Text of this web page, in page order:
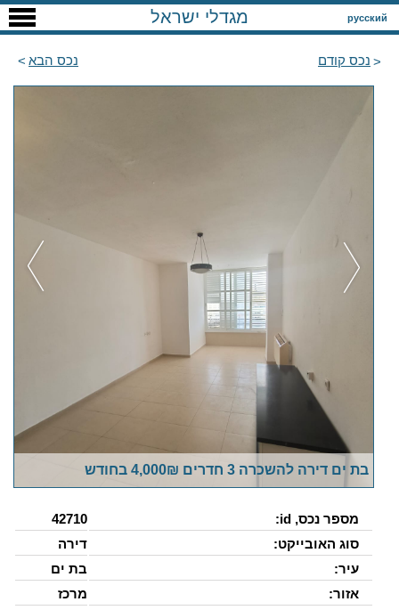
русский מגדלי ישראל
נכס קודם נכס הבא
בת ים דירה להשכרה 3 חדרים 4,000₪ בחודש
מספר נכס, id:
42710
סוג האובייקט:
דירה
עיר:
בת ים
אזור:
מרכז